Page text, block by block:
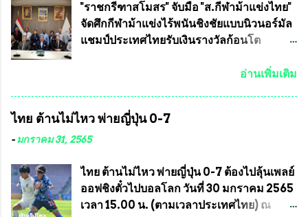
อายุ ชิงแชมป์ประเทศไทย ครั้งที่ 1 ประจำปี
2564 กำหนดแข่งขันระหว่างวันที่ 24
เมษายน จนถึงว...
ทีมงาน ต้องขออภัย ที่ไม่ได้เอ่ยชื่อเต็มสังกัด
เพราะท่านขอสงวนเอาไว้ พันอากาศเอก ทอง
อินทร์ พรหมสุวรรณ ท่านรองกัมปนาท ผู้ร่วม
ครั้งนี้ได้ เนื่องจาก ติดธุระเร่งด่วน จึงได้มอบ
ความสงบเรียบร้อย นางฉวีวรรณ ตระกูลธรรม
ประธานชุมชน คลองลัดภาชีเขตภาษีเจริญ
สท.ทพ. สมนึก ปัทมาลัยที่ปรึกษา และการแจก
ความ ร้องขอจากประธานชุมชนคลองลัดภาชี
เขตภาษีเจริญ !!พี่น้องชุมชนได้รับความเดือด
ร้อนจากพิษโรค covid-19 ทำให้การอยู่การ
"ราชกรีฑาสโมสร" จับมือ "ส.กีฬาม้าแข่งไทย"
จัดศึกกีฬาม้าแข่งไร้พนันชิงชัยแบบนิวนอร์มัล
แชมป์ประเทศไทยรับเงินรางวัลก้อนโต
พล.อ.วิชญ เทพหัสดิน ณ อยุธยา นายกสมาคม
จัดการแข่งขันร่วมกัน ระหว่างสมาคม
ราชกรีฑาสโมสร กับ สมาคมกีฬาม้าแข่งไทย
ที่ห้องประชุมมูลนิธิโอลิมปิคไทย (บ้าน
นนท์ ประธานคณะกรรมการอำนวยการแข่ง
ม้า พร้อมด้วย นายเต็มสุข สุวรรณศร
กรรมการอำนวยการแข่งม้า และรักษาการผู้
อ่านเพิ่มเติม
ไทย ต้านไม่ไหว พ่ายญี่ปุ่น 0-7
-มกราคม 31, 2565
ไทย ต้านไม่ไหว พ่ายญี่ปุ่น 0-7 ต้องไปลุ้นเพลย์
ออฟชิงตั๋วไปบอลโลก วันที่ 30 มกราคม 2565
เวลา 15.00 น. (ตามเวลาประเทศไทย) ณ